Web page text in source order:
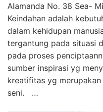
Alamanda No. 38 Sea-
Keindahan adalah
dalam kehidupan
tergantung pada situasi
pada proses
sumber inspirasi yg
kreatifitas yg
seni. …